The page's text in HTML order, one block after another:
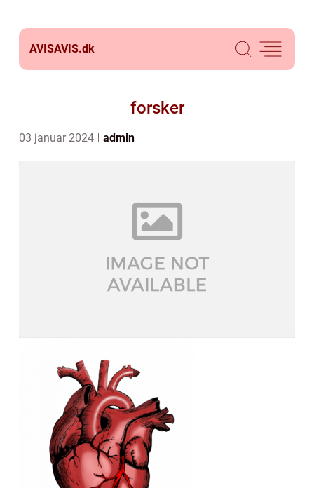
AVISAVIS.dk
forsker
03 januar 2024 admin